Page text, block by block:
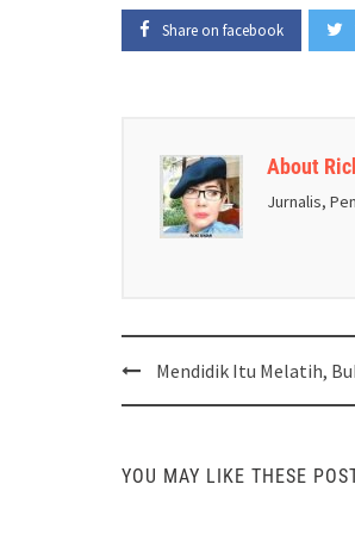
Share on facebook
About
Jurnalis,
PostMendidik Itu Melatih,
YOU MAY LIKE THESE